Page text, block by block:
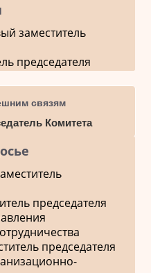
заместитель
председателя
связям
Комитета
председателя
председателя